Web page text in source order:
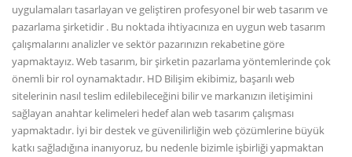
uygulamaları tasarlayan ve geliştiren profesyonel bir web tasarım ve
pazarlama şirketidir . Bu noktada ihtiyacınıza en uygun web tasarım
çalışmalarını analizler ve sektör pazarınızın rekabetine göre
yapmaktayız. Web tasarım, bir şirketin pazarlama yöntemlerinde çok
önemli bir rol oynamaktadır. HD Bilişim ekibimiz, başarılı web
sitelerinin nasıl teslim edilebileceğini bilir ve markanızın iletişimini
sağlayan anahtar kelimeleri hedef alan web tasarım çalışması
yapmaktadır. İyi bir destek ve güvenilirliğin web çözümlerine büyük
katkı sağladığına inanıyoruz, bu nedenle bizimle işbirliği yapmaktan